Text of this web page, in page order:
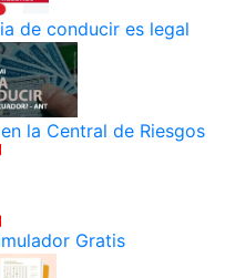
de conducir es legal
la Central de Riesgos
Gratis